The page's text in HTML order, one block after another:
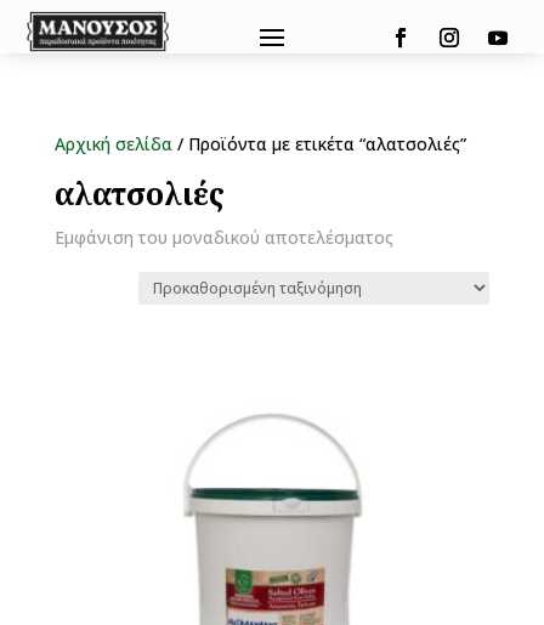
Αρχική σελίδα/ Προϊόντα με ετικέτα “αλατσολιές”
αλατσολιές
Εμφάνιση του μοναδικού αποτελέσματος